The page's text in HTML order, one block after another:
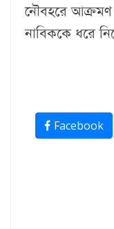
নৌবহরে আক্রমণ
নাবিককে ধরে
Facebook